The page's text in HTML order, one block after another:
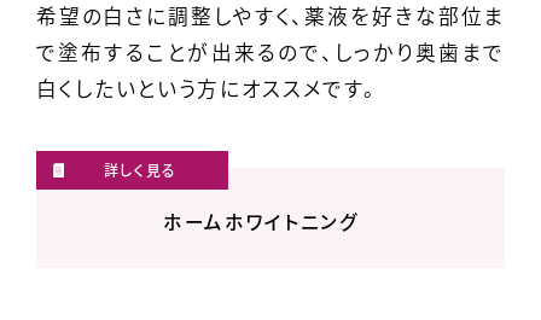
希望の白さに調整しやすく、薬液を好きな部位ま
で塗布することが出来るので、しっかり奥歯まで
白くしたいという方にオススメです。
ホームホワイトニング